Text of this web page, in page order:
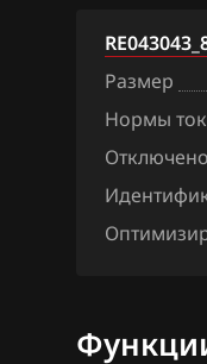
BAW
Bentley
BMW
BYD
Размер
Нормы